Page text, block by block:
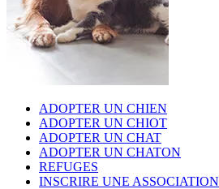
ADOPTER UN CHIEN
ADOPTER UN CHIOT
ADOPTER UN CHAT
ADOPTER UN CHATON
REFUGES
INSCRIRE UNE ASSOCIATION